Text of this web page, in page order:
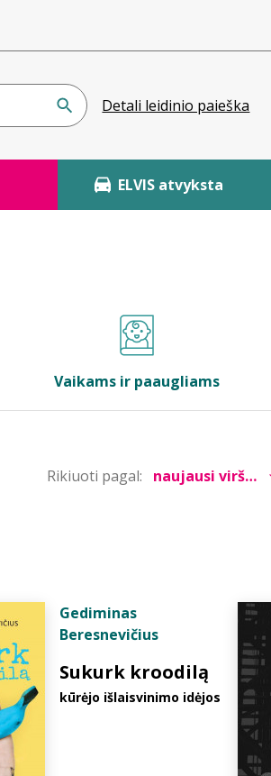
Detali leidinio paieška
ELVIS atvyksta
Vaikams ir paaugliams
Rikiuoti pagal:
Gediminas
Beresnevičius
Sukurk kroodilą
kūrėjo išlaisvinimo idėjos